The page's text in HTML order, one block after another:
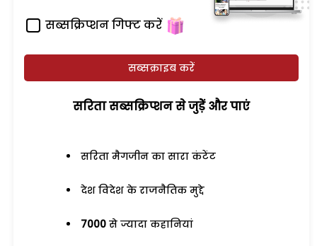
सब्सक्रिप्शन गिफ्ट करें
सब्सक्राइब करें
सरिता सब्सक्रिप्शन से जुड़ेें और पाएं
सरिता मैगजीन का सारा कंटेंट
देश विदेश के राजनैतिक मुद्दे
7000 से ज्यादा कहानियां